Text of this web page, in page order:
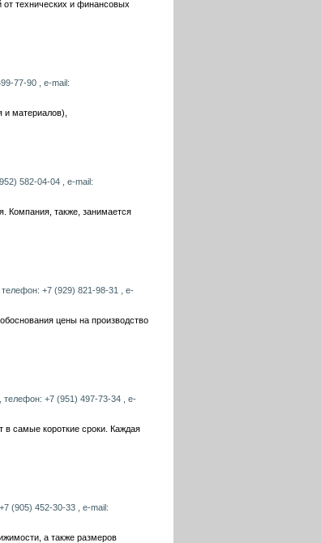
от технических и финансовых
77-90 , e-mail:
материалов),
582-04-04 , e-mail:
Компания, также, занимается
телефон: +7 (929) 821-98-31 , e-
цены на производство
телефон: +7 (951) 497-73-34 , e-
в самые короткие сроки. Каждая
(905) 452-30-33 , e-mail:
а также размеров